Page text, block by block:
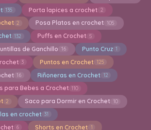
135 Porta lapices a crochet 2
2 Posa Platos en crochet 105
132 Puffs en Crochet 5
de Ganchillo 16 Punto Cruz 1
3 Puntos en Crochet 125
16 Riñoneras en Crochet 12
para Bebes a Crochet 110
2 Saco para Dormir en Crochet 10
en crochet 31
6 Shorts en Crochet 1